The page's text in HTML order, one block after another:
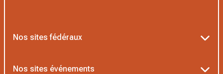
Nos sites fédéraux
Nos sites événements